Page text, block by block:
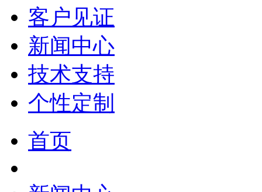
客户见证
新闻中心
技术支持
个性定制
首页